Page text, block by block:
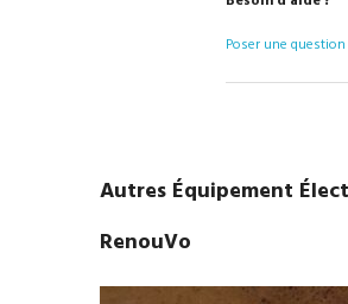
Poser une
Autres Équipement
RenouVo